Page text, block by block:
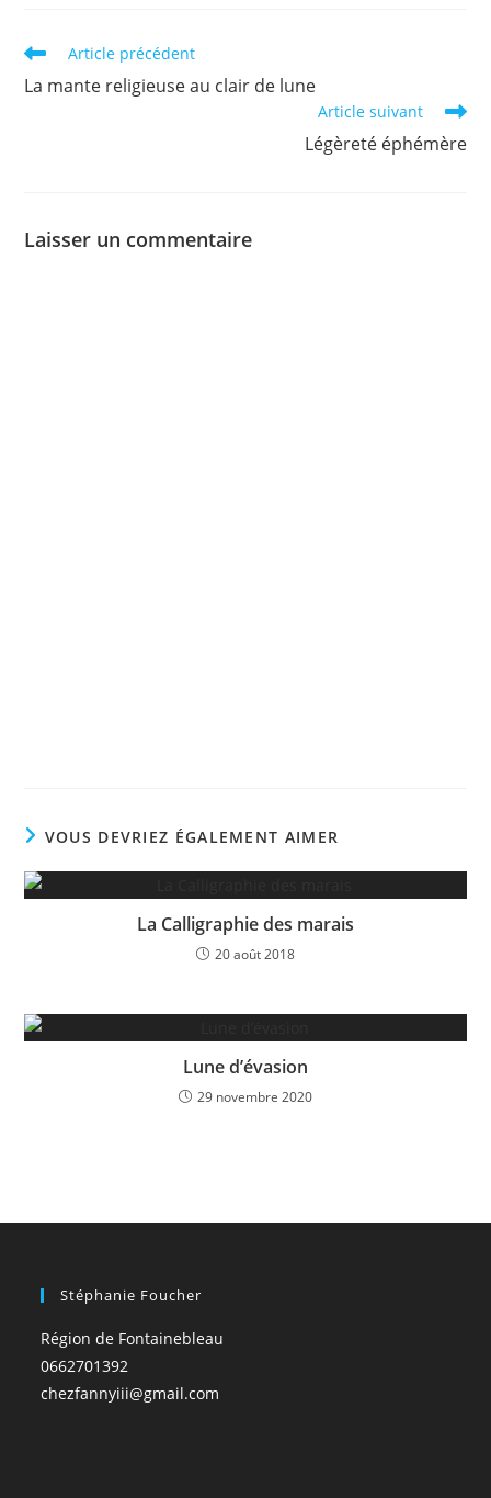
Read
articles
Article précédent
La mante religieuse au clair de lune
Article suivant
Légèreté éphémère
Laisser un commentaire
VOUS DEVRIEZ ÉGALEMENT AIMER
La Calligraphie des marais
20 août 2018
Lune d’évasion
29 novembre 2020
Stéphanie Foucher
Région de Fontainebleau
0662701392
chezfannyiii@gmail.com